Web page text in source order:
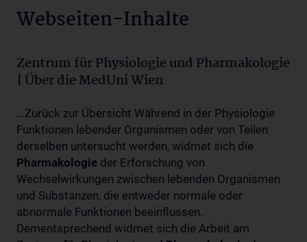
Webseiten-Inhalte
Zentrum für Physiologie und Pharmakologie
| Über die MedUni Wien
...Zurück zur Übersicht Während in der Physiologie
Funktionen lebender Organismen oder von Teilen
derselben untersucht werden, widmet sich die
Pharmakologie der Erforschung von
Wechselwirkungen zwischen lebenden Organismen
und Substanzen, die entweder normale oder
abnormale Funktionen beeinflussen.
Dementsprechend widmet sich die Arbeit am